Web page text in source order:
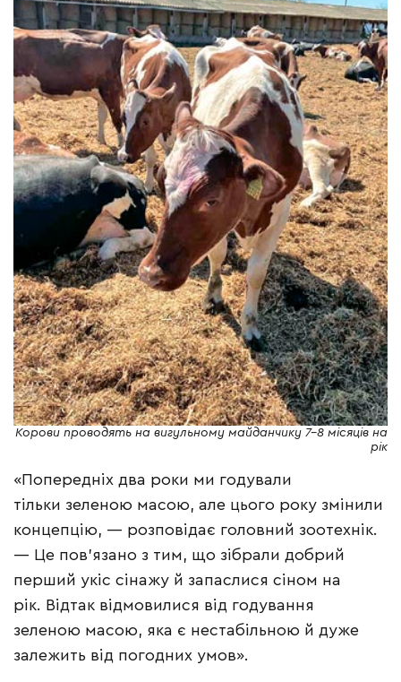
Корови проводять на вигульному майданчику 7–8 місяців на
рік
«Попередніх два роки ми годували
тільки зеленою масою, але цього року змінили
концепцію, — розповідає головний зоотехнік.
— Це пов’язано з тим, що зібрали добрий
перший укіс сінажу й запаслися сіном на
рік. Відтак відмовилися від годування
зеленою масою, яка є нестабільною й дуже
залежить від погодних умов».